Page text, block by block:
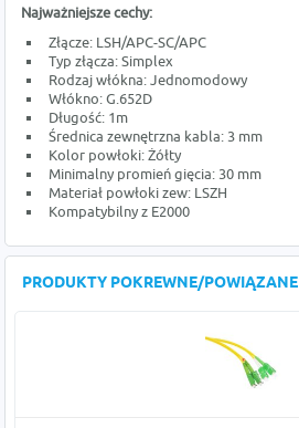
Najważniejsze cechy:
Złącze: LSH/APC-SC/APC
Typ złącza: Simplex
Rodzaj włókna: Jednomodowy
Włókno: G.652D
Długość: 1m
Średnica zewnętrzna kabla: 3 mm
Kolor powłoki: Żółty
Minimalny promień gięcia: 30 mm
Materiał powłoki zew: LSZH
Kompatybilny z E2000
PRODUKTY POKREWNE/POWIĄZANE